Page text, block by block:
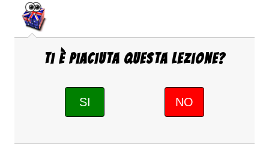
Ti è piaciuta questa Lezione?
SI NO